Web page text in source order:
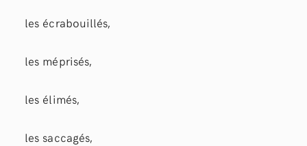
les écrabouillés,
les méprisés,
les élimés,
les saccagés,